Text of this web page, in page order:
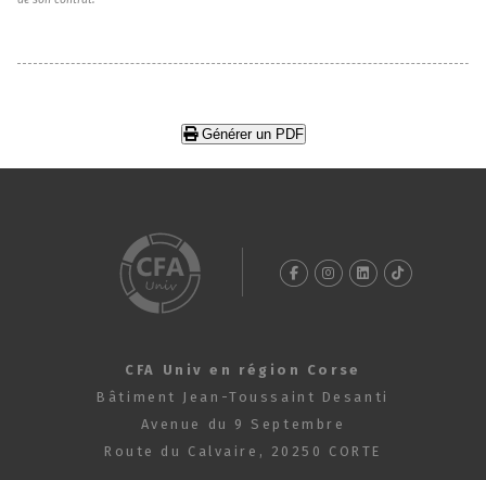
Générer un PDF
CFA Univ en région Corse
Bâtiment Jean-Toussaint Desanti
Avenue du 9 Septembre
Route du Calvaire, 20250 CORTE